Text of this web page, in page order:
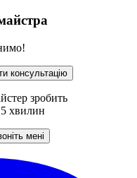
консультацію
зробить
хвилин
мені